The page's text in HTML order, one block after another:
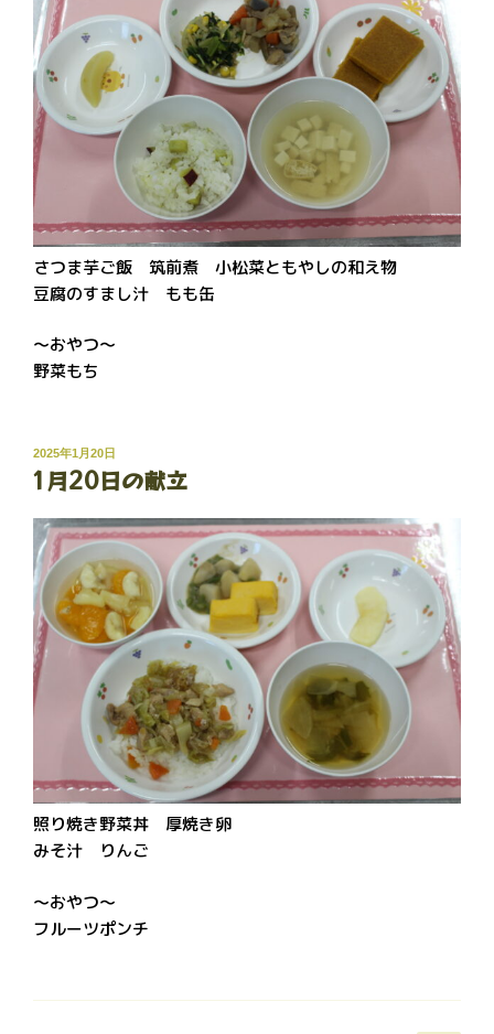
さつま芋ご飯 筑前煮 小松菜ともやしの和え物
豆腐のすまし汁 もも缶
～おやつ～
野菜もち
投
稿
日:
2025年1月20日
1月20日の献立
照り焼き野菜丼 厚焼き卵
みそ汁 りんご
～おやつ～
フルーツポンチ